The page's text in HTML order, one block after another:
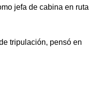
jefa de cabina en ruta
tripulación, pensó en